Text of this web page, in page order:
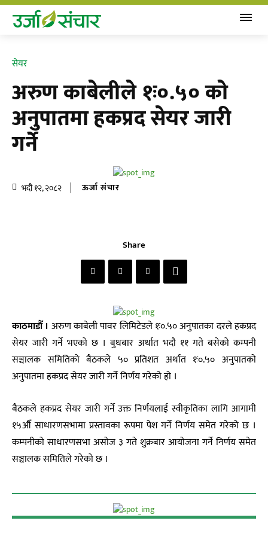
सेयर
अरुण काबेलीले १ः०.५० काे
अनुपातमा हकप्रद सेयर जारी
गर्ने
भदौ १२, २०८२ ऊर्जा संचार
Share
काठमाडाैँ । अरुण काबेली पावर लिमिटेडले १ः०.५० अनुपातका दरले हकप्रद
सेयर जारी गर्ने भएको छ । बुधबार अर्थात भदौ ११ गते बसेको कम्पनी
सञ्चालक समितिको बैठकले ५० प्रतिशत अर्थात १ः०.५० अनुपातकाे
अनुपातमा हकप्रद सेयर जारी गर्ने निर्णय गरेकाे हाे ।
बैठकले हकप्रद सेयर जारी गर्ने उक्त निर्णयलाई स्वीकृतिका लागि आगामी
१५औँ साधारणसभामा प्रस्तावका रूपमा पेश गर्ने निर्णय समेत गरेको छ ।
कम्पनीको साधारणसभा असोज ३ गते शुक्रबार आयोजना गर्ने निर्णय समेत
सञ्चालक समितिले गरेको छ ।